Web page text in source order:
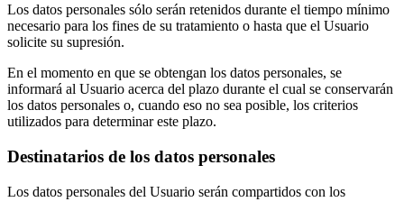
Los datos personales sólo serán retenidos durante el tiempo mínimo
necesario para los fines de su tratamiento o hasta que el Usuario
solicite su supresión.
En el momento en que se obtengan los datos personales, se
informará al Usuario acerca del plazo durante el cual se conservarán
los datos personales o, cuando eso no sea posible, los criterios
utilizados para determinar este plazo.
Destinatarios de los datos personales
Los datos personales del Usuario serán compartidos con los